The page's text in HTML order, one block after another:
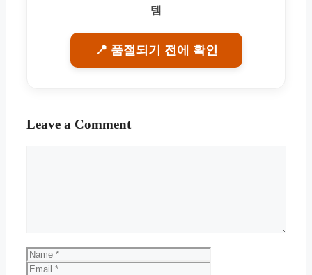
템
📍 품절되기 전에 확인
Leave a Comment
Name